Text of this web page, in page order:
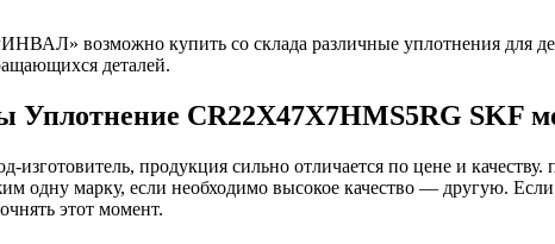
возможно купить со склада различные уплотнения для
деталей.
Уплотнение CR22X47X7HMS5RG SKF
изготовитель, продукция сильно отличается по цене и
одну марку, если необходимо высокое качество — другую.
этот момент.